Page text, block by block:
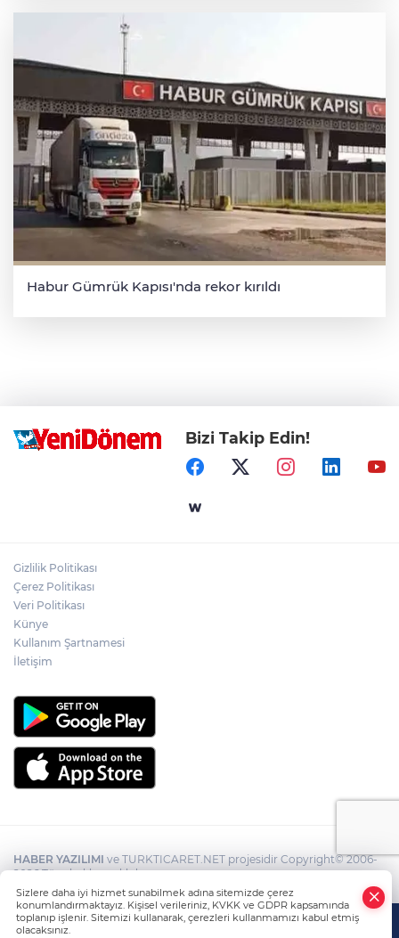
Habur Gümrük Kapısı'nda rekor kırıldı
Bizi Takip Edin!
Gizlilik Politikası
Çerez Politikası
Veri Politikası
Künye
Kullanım Şartnamesi
İletişim
HABER YAZILIMI ve TURKTICARET.NET projesidir Copyright© 2006-
2026 Tüm hakları saklıdır.
Sizlere daha iyi hizmet sunabilmek adına sitemizde çerez
konumlandırmaktayız. Kişisel verileriniz, KVKK ve GDPR kapsamında
toplanıp işlenir. Sitemizi kullanarak, çerezleri kullanmamızı kabul etmiş
olacaksınız.